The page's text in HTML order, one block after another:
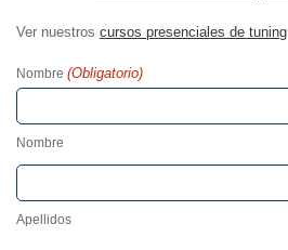
Ver nuestros cursos presenciales de tuning
Nombre (Obligatorio)
Nombre
Apellidos